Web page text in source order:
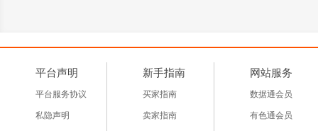
平台声明
平台服务协议
私隐声明
新手指南
买家指南
卖家指南
网站服务
数据通会员
有色通会员